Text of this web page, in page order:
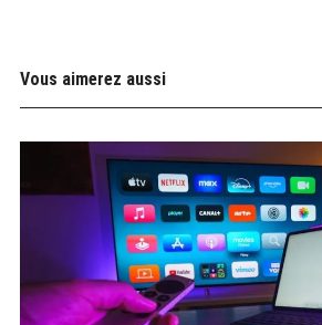
Vous aimerez aussi